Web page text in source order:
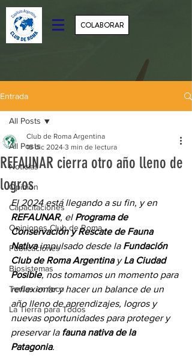
COLABORAR
Entrada
All Posts
Noticias
Opinión
Capacitaciones
Opiniones Club de Roma
Publicaciones
Biosistemas
Temas en foco
La Tierra para Todos
All Posts
REFAUNAR cierra otro año lleno de
logros
Club de Roma Argentina
18 dic 2024 3 min de lectura
El 2024 está llegando a su fin, y en
REFAUNAR, el Programa de
Conservación y Rescate de Fauna
Nativa impulsado desde la Fundación
Club de Roma Argentina y La Ciudad
Posible, nos tomamos un momento para
reflexionar y hacer un balance de un
año lleno de aprendizajes, logros y
nuevas oportunidades para proteger y
preservar la fauna nativa de la
Patagonia.